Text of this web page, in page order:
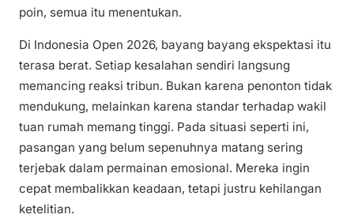
poin, semua itu menentukan.
Di Indonesia Open 2026, bayang bayang ekspektasi itu
terasa berat. Setiap kesalahan sendiri langsung
memancing reaksi tribun. Bukan karena penonton tidak
mendukung, melainkan karena standar terhadap wakil
tuan rumah memang tinggi. Pada situasi seperti ini,
pasangan yang belum sepenuhnya matang sering
terjebak dalam permainan emosional. Mereka ingin
cepat membalikkan keadaan, tetapi justru kehilangan
ketelitian.